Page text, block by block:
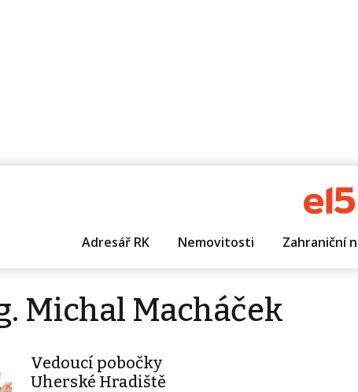
Adresář RK Nemovitosti Zahraniční
Michal Macháček
Vedoucí pobočky
Uherské Hradiště